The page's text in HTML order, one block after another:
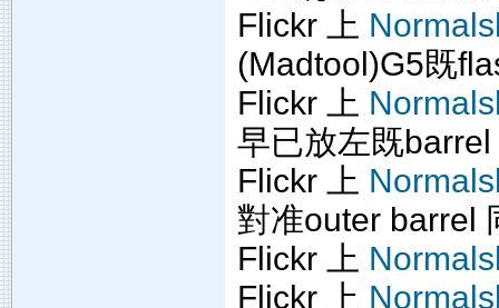
Flickr 上
(Madtool)G5既
Flickr 上
早已放左既
Flickr 上
對准outer barrel
Flickr 上
Flickr 上